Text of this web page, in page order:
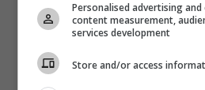
Personalised advertising
content measurement,
services development
Store and/or access